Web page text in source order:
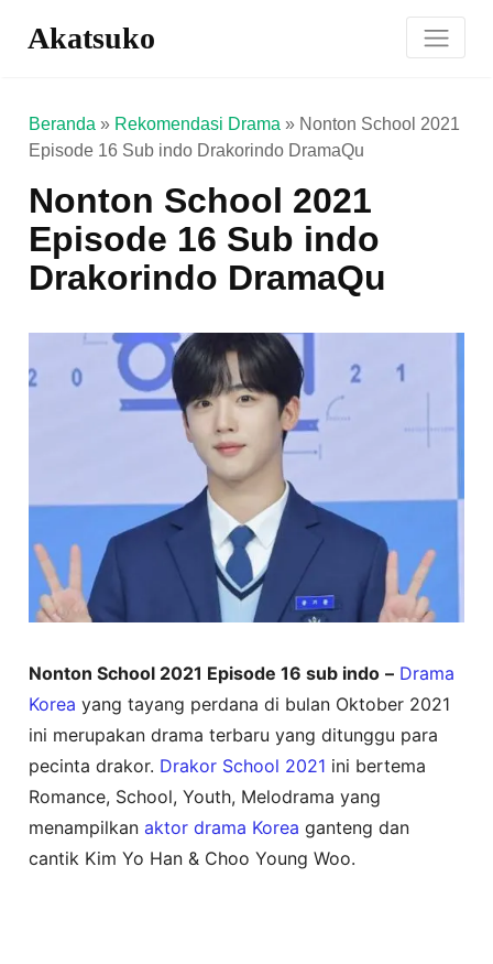
Akatsuko
Beranda » Rekomendasi Drama » Nonton School 2021
Episode 16 Sub indo Drakorindo DramaQu
Nonton School 2021
Episode 16 Sub indo
Drakorindo DramaQu
Nonton School 2021 Episode 16 sub indo – Drama
Korea yang tayang perdana di bulan Oktober 2021
ini merupakan drama terbaru yang ditunggu para
pecinta drakor. Drakor School 2021 ini bertema
Romance, School, Youth, Melodrama yang
menampilkanaktor drama Korea ganteng dan
cantik Kim Yo Han & Choo Young Woo.